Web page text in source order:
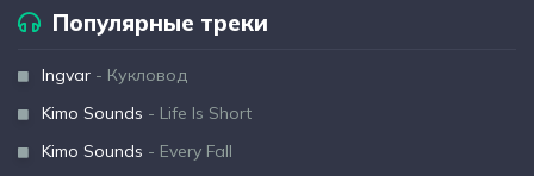
Популярные треки
Ingvar - Кукловод
Kimo Sounds - Life Is Short
Kimo Sounds - Every Fall